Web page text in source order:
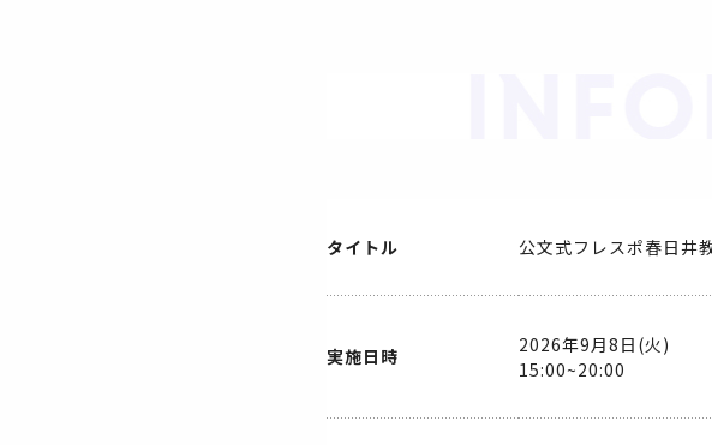
タイトル 公文式フレスポ春日井
実施日時
2026年9月8日(火)
15:00~20:00